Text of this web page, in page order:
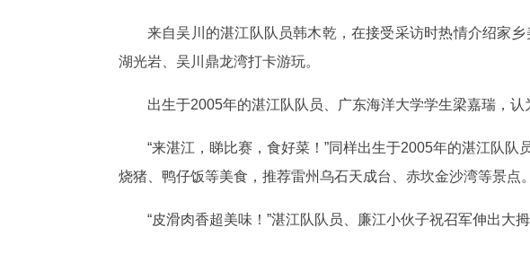
来自吴川的湛江队队员韩木乾，在接受采访时热情介绍家
湖光岩、吴川鼎龙湾打卡游玩。
出生于2005年的湛江队队员、广东海洋大学学生梁嘉瑞，
“来湛江，睇比赛，食好菜！”同样出生于2005年的湛江队
烧猪、鸭仔饭等美食，推荐雷州乌石天成台、赤坎金沙湾等景点。
“皮滑肉香超美味！”湛江队队员、廉江小伙子祝召军伸出大